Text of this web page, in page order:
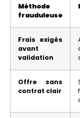
Méthode
frauduleuse
Frais exigés
avant
validation
Offre sans
contrat clair